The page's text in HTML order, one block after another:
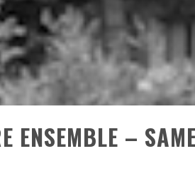
ENSEMBLE –